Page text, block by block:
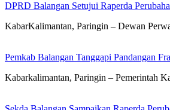
DPRD Balangan Setujui Raperda
KabarKalimantan, Paringin – Dewan
Pemkab Balangan Tanggapi Pandangan
Kabarkalimantan, Paringin – Pemerintah